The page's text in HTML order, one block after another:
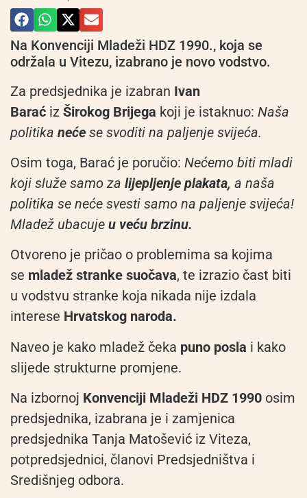
Na Konvenciji Mladeži HDZ 1990., koja se
održala u Vitezu, izabrano je novo vodstvo.
Za predsjednika je izabran Ivan
Barać iz Širokog Brijega koji je istaknuo: Naša
politika neće se svoditi na paljenje svijeća.
Osim toga, Barać je poručio: Nećemo biti mladi
koji služe samo za lijepljenje plakata, a naša
politika se neće svesti samo na paljenje svijeća!
Mladež ubacuje u veću brzinu.
Otvoreno je pričao o problemima sa kojima
se mladež stranke suočava, te izrazio čast biti
u vodstvu stranke koja nikada nije izdala
interese Hrvatskog naroda.
Naveo je kako mladež čeka puno posla i kako
slijede strukturne promjene.
Na izbornoj Konvenciji Mladeži HDZ 1990 osim
predsjednika, izabrana je i zamjenica
predsjednika Tanja Matošević iz Viteza,
potpredsjednici, članovi Predsjedništva i
Središnjeg odbora.